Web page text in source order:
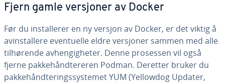
Fjern gamle versjoner av Docker
Før du installerer en ny versjon av Docker, er det viktig å
avinstallere eventuelle eldre versjoner sammen med alle
tilhørende avhengigheter. Denne prosessen vil også
fjerne pakkehåndtereren Podman. Deretter bruker du
pakkehåndteringssystemet YUM (Yellowdog Updater,